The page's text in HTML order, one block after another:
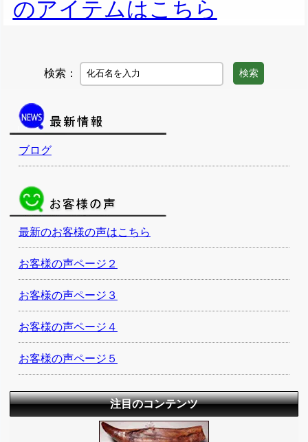
のアイテムはこちら
検索： 検索
ブログ
最新のお客様の声はこちら
お客様の声ページ２
お客様の声ページ３
お客様の声ページ４
お客様の声ページ５
注目のコンテンツ